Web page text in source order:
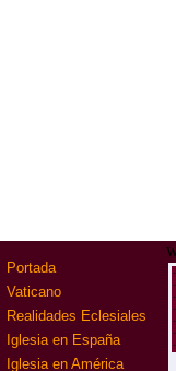
Portada
Vaticano
Realidades Eclesiales
Iglesia en España
Iglesia en América
·
·
·
·
·
·
·